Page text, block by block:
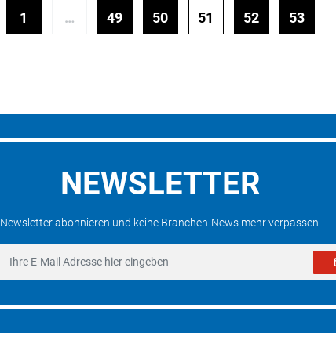
1 … 49 50 51 52 53
NEWSLETTER
Newsletter abonnieren und keine Branchen-News mehr verpassen.